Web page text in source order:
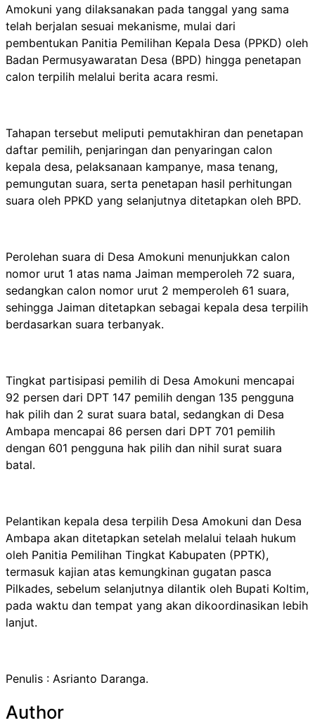
Amokuni yang dilaksanakan pada tanggal yang sama
telah berjalan sesuai mekanisme, mulai dari
pembentukan Panitia Pemilihan Kepala Desa (PPKD) oleh
Badan Permusyawaratan Desa (BPD) hingga penetapan
calon terpilih melalui berita acara resmi.
Tahapan tersebut meliputi pemutakhiran dan penetapan
daftar pemilih, penjaringan dan penyaringan calon
kepala desa, pelaksanaan kampanye, masa tenang,
pemungutan suara, serta penetapan hasil perhitungan
suara oleh PPKD yang selanjutnya ditetapkan oleh BPD.
Perolehan suara di Desa Amokuni menunjukkan calon
nomor urut 1 atas nama Jaiman memperoleh 72 suara,
sedangkan calon nomor urut 2 memperoleh 61 suara,
sehingga Jaiman ditetapkan sebagai kepala desa terpilih
berdasarkan suara terbanyak.
Tingkat partisipasi pemilih di Desa Amokuni mencapai
92 persen dari DPT 147 pemilih dengan 135 pengguna
hak pilih dan 2 surat suara batal, sedangkan di Desa
Ambapa mencapai 86 persen dari DPT 701 pemilih
dengan 601 pengguna hak pilih dan nihil surat suara
batal.
Pelantikan kepala desa terpilih Desa Amokuni dan Desa
Ambapa akan ditetapkan setelah melalui telaah hukum
oleh Panitia Pemilihan Tingkat Kabupaten (PPTK),
termasuk kajian atas kemungkinan gugatan pasca
Pilkades, sebelum selanjutnya dilantik oleh Bupati Koltim,
pada waktu dan tempat yang akan dikoordinasikan lebih
lanjut.
Penulis : Asrianto Daranga.
Author